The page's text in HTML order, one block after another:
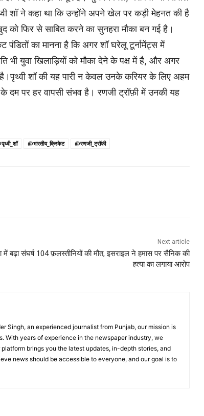
शॉ ने कहा था कि उन्होंने अपने खेल पर कड़ी मेहनत की है
को फिर से साबित करने का सुनहरा मौका बन गई है।
का मानना है कि अगर शॉ घरेलू टूर्नामेंट्स में
भी युवा खिलाड़ियों को मौका देने के पक्ष में है, और अगर
शॉ की यह पारी न केवल उनके करियर के लिए अहम
दम पर हर वापसी संभव है। रणजी ट्रॉफ़ी में उनकी यह
@भारतीय_क्रिकेट @रणजी_ट्रॉफी
Next article
में बढ़ा संघर्ष 104 फ़लस्तीनियों की मौत, इसराइल ने हमास पर सैनिक की
हत्या का लगाया आरोप
Singh, an experienced journalist from Punjab, our mission is
With years of experience in the newspaper industry, we
brings you the latest updates, in-depth stories, and
news should be accessible to everyone, and our goal is to